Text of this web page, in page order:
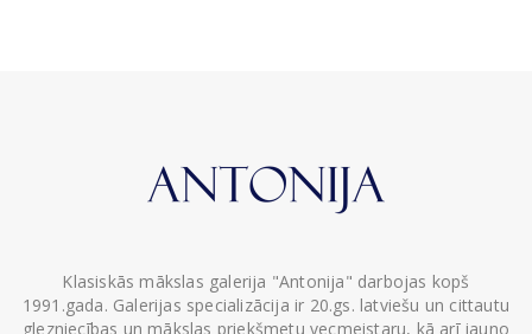
Klasiskās mākslas galerija "Antonija" darbojas kopš
1991.gada. Galerijas specializācija ir 20.gs. latviešu un cittautu
glezniecības un mākslas priekšmetu vecmeistaru, kā arī jauno